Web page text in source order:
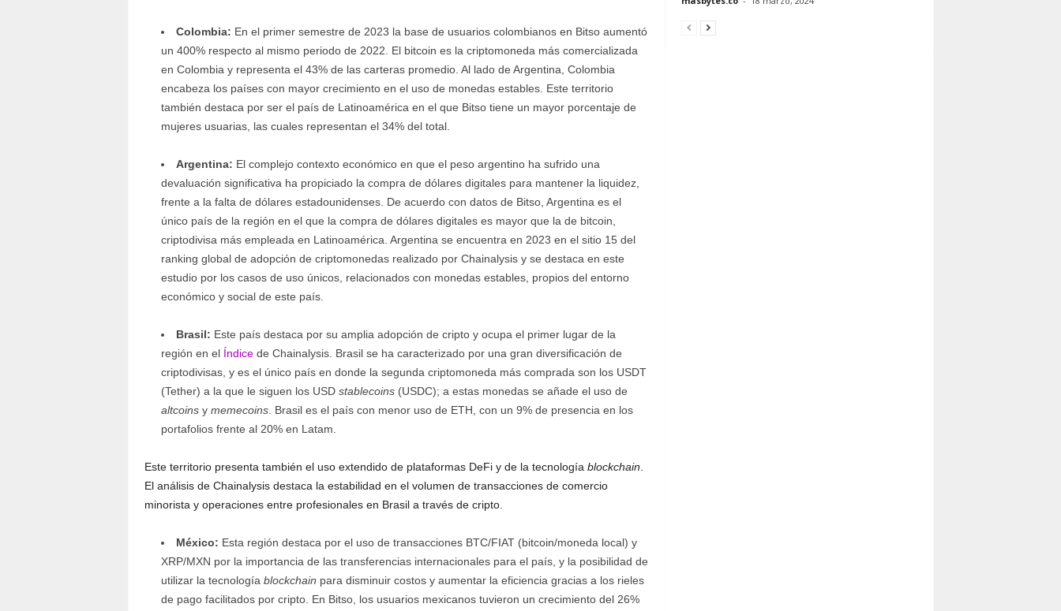
Colombia: En el primer semestre de 2023 la base de usuarios colombianos en Bitso aumentó
un 400% respecto al mismo periodo de 2022. El bitcoin es la criptomoneda más comercializada
en Colombia y representa el 43% de las carteras promedio. Al lado de Argentina, Colombia
encabeza los países con mayor crecimiento en el uso de monedas estables. Este territorio
también destaca por ser el país de Latinoamérica en el que Bitso tiene un mayor porcentaje de
mujeres usuarias, las cuales representan el 34% del total.
Argentina: El complejo contexto económico en que el peso argentino ha sufrido una
devaluación significativa ha propiciado la compra de dólares digitales para mantener la liquidez,
frente a la falta de dólares estadounidenses. De acuerdo con datos de Bitso, Argentina es el
único país de la región en el que la compra de dólares digitales es mayor que la de bitcoin,
criptodivisa más empleada en Latinoamérica. Argentina se encuentra en 2023 en el sitio 15 del
ranking global de adopción de criptomonedas realizado por Chainalysis y se destaca en este
estudio por los casos de uso únicos, relacionados con monedas estables, propios del entorno
económico y social de este país.
Brasil: Este país destaca por su amplia adopción de cripto y ocupa el primer lugar de la
región en el Índicede Chainalysis. Brasil se ha caracterizado por una gran diversificación de
criptodivisas, y es el único país en donde la segunda criptomoneda más comprada son los USDT
(Tether) a la que le siguen los USD stablecoins(USDC); a estas monedas se añade el uso de
altcoinsy memecoins. Brasil es el país con menor uso de ETH, con un 9% de presencia en los
portafolios frente al 20% en Latam.
Este territorio presenta también el uso extendido de plataformas DeFi y de la tecnología blockchain
El análisis de Chainalysis destaca la estabilidad en el volumen de transacciones de comercio
minorista y operaciones entre profesionales en Brasil a través de cripto.
México: Esta región destaca por el uso de transacciones BTC/FIAT (bitcoin/moneda local) y
XRP/MXN por la importancia de las transferencias internacionales para el país, y la posibilidad de
utilizar la tecnología blockchain para disminuir costos y aumentar la eficiencia gracias a los rieles
de pago facilitados por cripto. En Bitso, los usuarios mexicanos tuvieron un crecimiento del 26%